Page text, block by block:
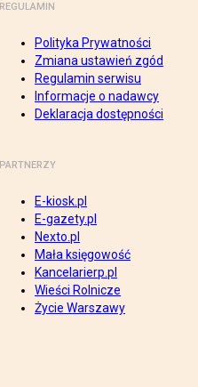
REGULAMIN
Polityka Prywatności
Zmiana ustawień zgód
Regulamin serwisu
Informacje o nadawcy
Deklaracja dostępności
PARTNERZY
E-kiosk.pl
E-gazety.pl
Nexto.pl
Mała księgowość
Kancelarierp.pl
Wieści Rolnicze
Życie Warszawy